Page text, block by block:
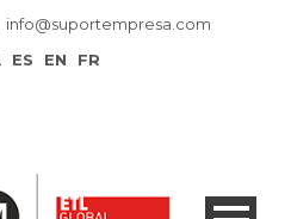
info@suportempresa.com
ES EN FR